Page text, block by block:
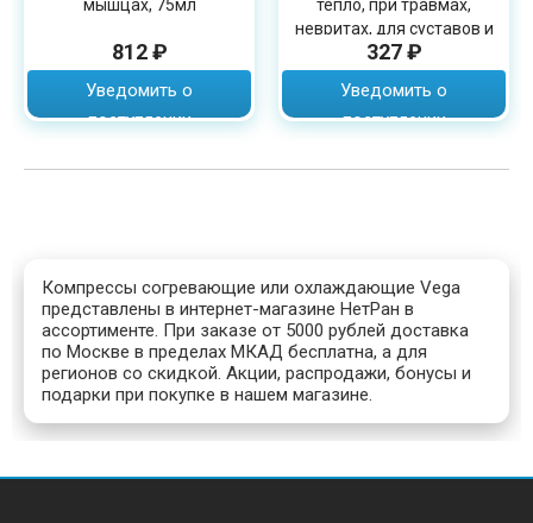
мышцах, 75мл
812 ₽
Уведомить о
поступлении
тепло, при травмах,
невритах, для суставов и
костей, 250г
327 ₽
Уведомить о
поступлении
Компрессы согревающие или охлаждающие Vega
представлены в интернет-магазине НетРан в
ассортименте. При заказе от 5000 рублей доставка
по Москве в пределах МКАД бесплатна, а для
регионов со скидкой. Акции, распродажи, бонусы и
подарки при покупке в нашем магазине.